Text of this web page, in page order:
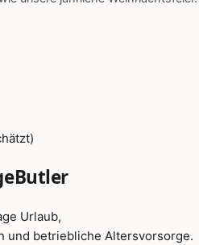
Urlaub,
und betriebliche Altersvorsorge.